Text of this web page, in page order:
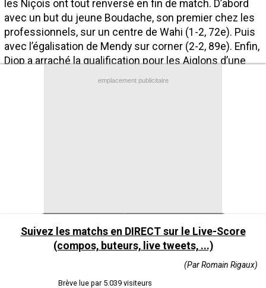
les Niçois ont tout renversé en fin de match. D’abord
avec un but du jeune Boudache, son premier chez les
professionnels, sur un centre de Wahi (1-2, 72e). Puis
avec l’égalisation de Mendy sur corner (2-2, 89e). Enfin,
Diop a arraché la qualification pour les Aiglons d’une
frappe enroulée (3-2, 90e+6). Incroyable !
Suivez les matchs en DIRECT sur le Live-Score
(compos, buteurs, live tweets, ...)
(Par Romain Rigaux)
Brève lue par 5.039 visiteurs
emplacement publicitaire